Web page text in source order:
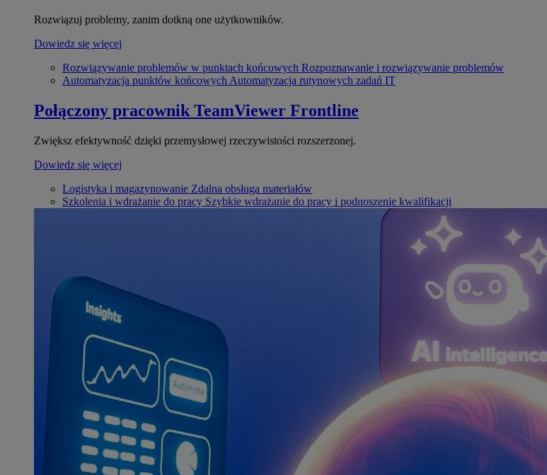
Rozwiązuj problemy, zanim dotkną one użytkowników.
Dowiedz się więcej
Rozwiązywanie problemów w punktach końcowych Rozpoznawanie i rozwiązywanie problemów
Automatyzacja punktów końcowych Automatyzacja rutynowych zadań IT
Połączony pracownik TeamViewer Frontline
Zwiększ efektywność dzięki przemysłowej rzeczywistości rozszerzonej.
Dowiedz się więcej
Logistyka i magazynowanie Zdalna obsługa materiałów
Szkolenia i wdrażanie do pracy Szybkie wdrażanie do pracy i podnoszenie kwalifikacji